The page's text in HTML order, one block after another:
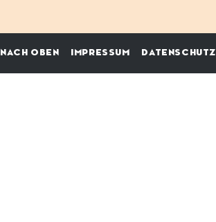
NACH OBEN IMPRESSUM DATENSCHUTZ